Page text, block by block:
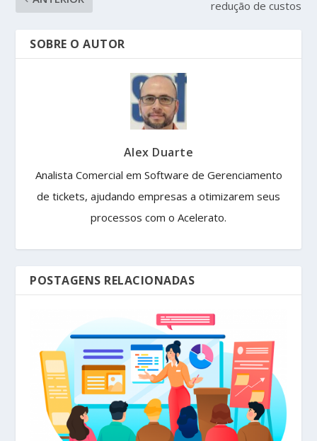
redução de custos
SOBRE O AUTOR
Alex Duarte
Analista Comercial em Software de Gerenciamento
de tickets, ajudando empresas a otimizarem seus
processos com o Acelerato.
POSTAGENS RELACIONADAS